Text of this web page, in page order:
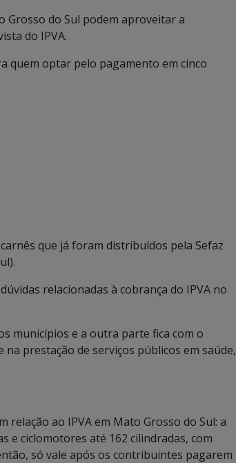
Grosso do Sul podem aproveitar a
do IPVA.
quem optar pelo pagamento em cinco
que já foram distribuídos pela Sefaz
relacionadas à cobrança do IPVA no
municípios e a outra parte fica com o
prestação de serviços públicos em saúde,
ao IPVA em Mato Grosso do Sul: a
e ciclomotores até 162 cilindradas, com
só vale após os contribuintes pagarem